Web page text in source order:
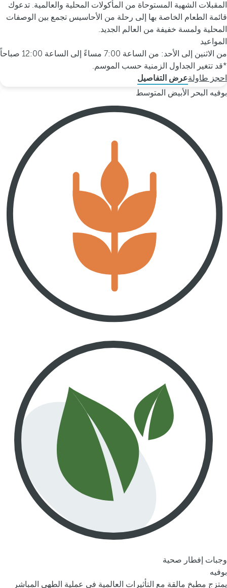
المقبلات الشهية المستوحاة من المأكولات المحلية والعالمية. تدعوك
قائمة الطعام الخاصة بها إلى رحلة من الأحاسيس تجمع بين الوصفات
المحلية ولمسة خفيفة من العالم الجديد.
المواعيد
من الاثنين إلى الأحد: من الساعة 7:00 مساءً إلى الساعة 12:00 صباحاً
*قد تتغير الجداول الزمنية حسب الموسم.
احجز طاولةعرض التفاصيل
بوفيه البحر الأبيض المتوسط
وجبات إفطار صحية
بوفيه
يمتزج مطبخ مالقة مع التأثيرات العالمية في عملية الطهي المباشر